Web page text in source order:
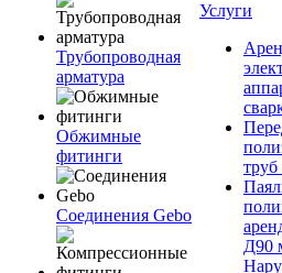
Трубопроводная
арматура
Обжимные
фитинги
Соединения Gebo
Услуги
труб
Д90